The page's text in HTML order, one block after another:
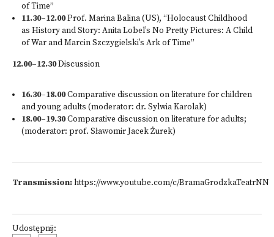
of Time”
11.30–12.00Prof. Marina Balina (US), “Holocaust Childhood
as History and Story: Anita Lobel’s No Pretty Pictures: A Child
of War and Marcin Szczygielski’s Ark of Time”
12.00–12.30Discussion
16.30–18.00Comparative discussion on literature for children
and young adults (moderator: dr. Sylwia Karolak)
18.00–19.30Comparative discussion on literature for adults;
(moderator: prof. Sławomir Jacek Żurek)
Transmission:https://www.youtube.com/c/BramaGrodzkaTeatrNN
Udostępnij: